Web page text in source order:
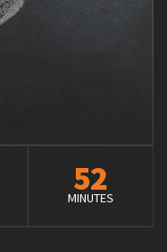
52
MINUTES